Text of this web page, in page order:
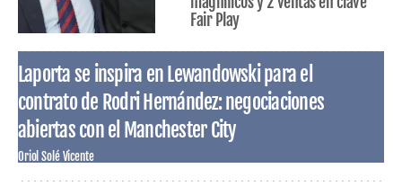
Fair Play
Laporta se inspira en Lewandowski para el
contrato de Rodri Hernández: negociaciones
abiertas con el Manchester City
Oriol Solé Vicente